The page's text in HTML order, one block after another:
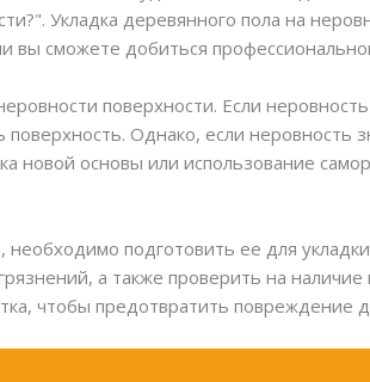
Укладка деревянного пола на
вы сможете добиться
поверхности. Если
Однако, если неровность
новой основы или использование
необходимо подготовить ее для
а также проверить на
чтобы предотвратить повреждение